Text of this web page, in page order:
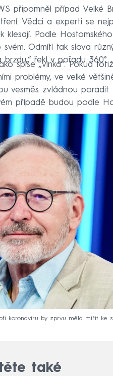
připomněl případ Velké
Vědci a experti se
klesají. Podle
Odmítl tak slova
řekl v pořadu 360°.
spíše „vlnka“. Pokud
problémy, ve velké
vesměs zvládnou poradit.
případě budou podle
koronaviru by zprvu měla mířit ke
také